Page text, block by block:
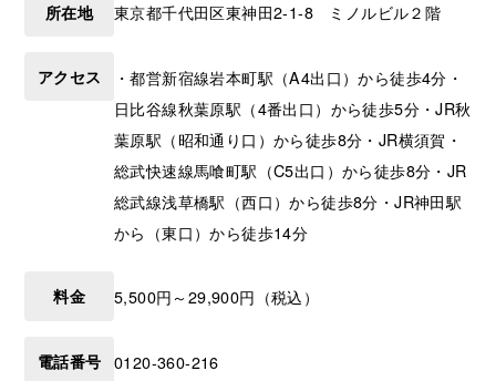
所在地 東京都千代田区東神田2-1-8 ミノルビル２階
アクセス
・都営新宿線岩本町駅（A4出口）から徒歩4分・
日比谷線秋葉原駅（4番出口）から徒歩5分・JR秋
葉原駅（昭和通り口）から徒歩8分・JR横須賀・
総武快速線馬喰町駅（C5出口）から徒歩8分・JR
総武線浅草橋駅（西口）から徒歩8分・JR神田駅
から（東口）から徒歩14分
料金 5,500円～29,900円（税込）
電話番号 0120-360-216